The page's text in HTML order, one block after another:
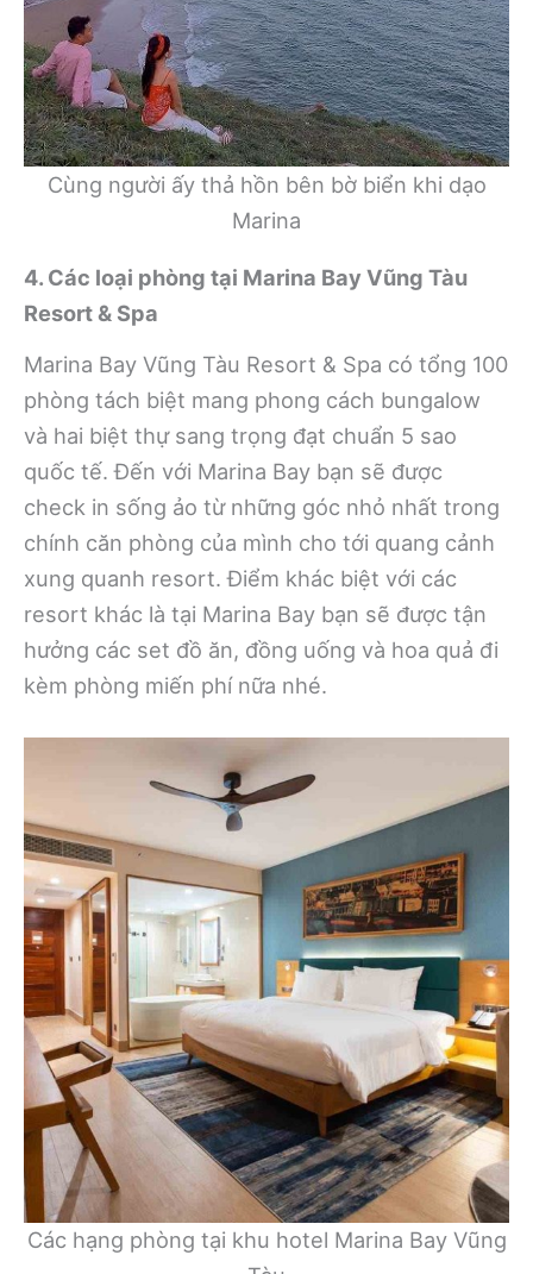
Cùng người ấy thả hồn bên bờ biển khi dạo
Marina
4. Các loại phòng tại Marina Bay Vũng Tàu
Resort & Spa
Marina Bay Vũng Tàu Resort & Spa có tổng 100
phòng tách biệt mang phong cách bungalow
và hai biệt thự sang trọng đạt chuẩn 5 sao
quốc tế. Đến với Marina Bay bạn sẽ được
check in sống ảo từ những góc nhỏ nhất trong
chính căn phòng của mình cho tới quang cảnh
xung quanh resort. Điểm khác biệt với các
resort khác là tại Marina Bay bạn sẽ được tận
hưởng các set đồ ăn, đồng uống và hoa quả đi
kèm phòng miến phí nữa nhé.
Các hạng phòng tại khu hotel Marina Bay Vũng